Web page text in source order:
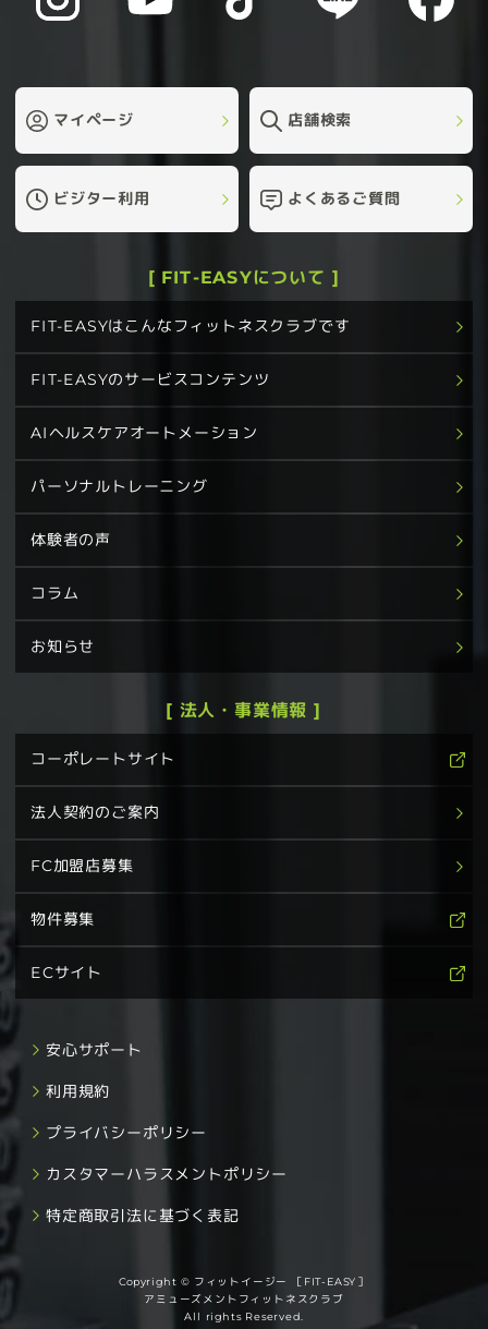
マイページ 店舗検索
ビジター利用 よくあるご質問
[ FIT-EASYについて ]
FIT-EASYはこんなフィットネスクラブです
FIT-EASYのサービスコンテンツ
AIヘルスケアオートメーション
パーソナルトレーニング
体験者の声
コラム
お知らせ
[ 法人・事業情報 ]
コーポレートサイト
法人契約のご案内
FC加盟店募集
物件募集
ECサイト
安心サポート
利用規約
プライバシーポリシー
カスタマーハラスメントポリシー
特定商取引法に基づく表記
Copyright © フィットイージー ［FIT-EASY］
アミューズメントフィットネスクラブ
All rights Reserved.